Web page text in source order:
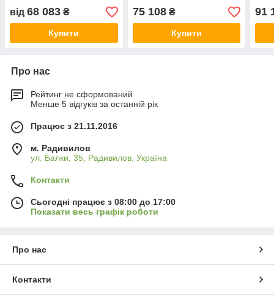
від 68 083 ₴
Купити
75 108₴
Купити
91
Про нас
Рейтинг не сформований
Менше 5 відгуків за останній рік
Працює з 21.11.2016
м. Радивилов
ул. Балки, 35, Радивилов, Україна
Контакти
Сьогодні працює з 08:00 до 17:00
Показати весь графік роботи
Про нас
Контакти